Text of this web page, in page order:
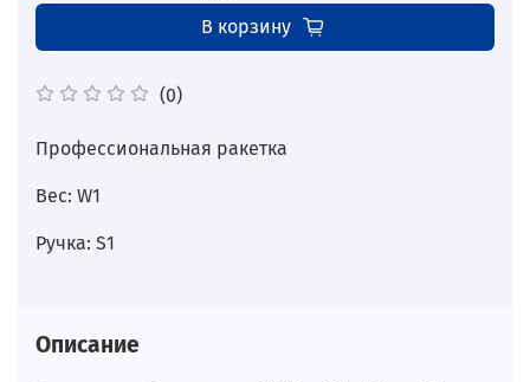
(0)
В корзину
Профессиональная ракетка
Вес: W1
Ручка: S1
Описание